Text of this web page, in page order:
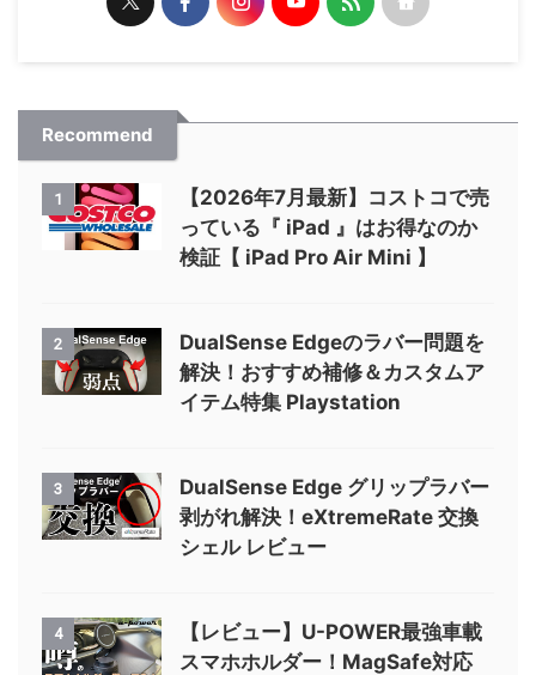
Recommend
1
【2026年7月最新】コストコで売
っている『 iPad 』はお得なのか
検証【 iPad Pro Air Mini 】
2
DualSense Edgeのラバー問題を
解決！おすすめ補修＆カスタムア
イテム特集 Playstation
3
DualSense Edge グリップラバー
剥がれ解決！eXtremeRate 交換
シェル レビュー
4
【レビュー】U-POWER最強車載
スマホホルダー！MagSafe対応